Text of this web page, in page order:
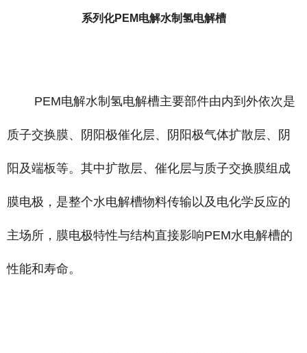
系列化PEM电解水制氢电解槽
PEM电解水制氢电解槽主要部件由内到外依次是
质子交换膜、阴阳极催化层、阴阳极气体扩散层、阴
阳及端板等。其中扩散层、催化层与质子交换膜组成
膜电极，是整个水电解槽物料传输以及电化学反应的
主场所，膜电极特性与结构直接影响PEM水电解槽的
性能和寿命。